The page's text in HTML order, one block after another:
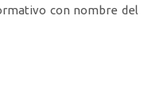
con nombre del